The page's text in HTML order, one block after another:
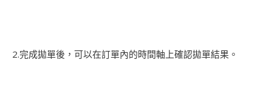
2.完成拋單後，可以在訂單內的時間軸上確認拋單結果。